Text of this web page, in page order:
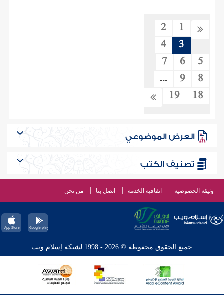
1
2
3
4
5
6
7
8
9
...
18
19
العرض الموضوعي
تصنيف الكتب
وثيقة الخصوصية اتفاقية الخدمة اتصل بنا من نحن
جميع الحقوق محفوظة © 2026 - 1998 لشبكة إسلام ويب